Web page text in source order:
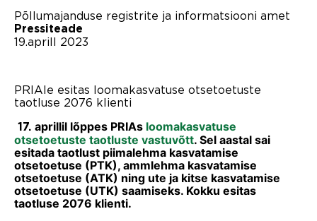
Põllumajanduse registrite ja informatsiooni amet
Pressiteade
19.aprill 2023
PRIAle esitas loomakasvatuse otsetoetuste
taotluse 2076 klienti
17. aprillil lõppes PRIAs loomakasvatuse
otsetoetuste taotluste vastuvõtt. Sel aastal sai
esitada taotlust piimalehma kasvatamise
otsetoetuse (PTK), ammlehma kasvatamise
otsetoetuse (ATK) ning ute ja kitse kasvatamise
otsetoetuse (UTK) saamiseks. Kokku esitas
taotluse 2076 klienti.